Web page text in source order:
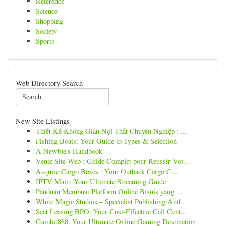
Science
Shopping
Society
Sports
Web Directory Search
New Site Listings
Thiết Kế Không Gian Nội Thất Chuyên Nghiệp : ...
Fishing Boats: Your Guide to Types & Selection
A Newbie's Handbook
Vente Site Web : Guide Complet pour Réussir Vot...
Acquire Cargo Boxes : Your Outback Cargo C...
IPTV Main: Your Ultimate Streaming Guide
Panduan Membuat Platform Online Bisnis yang ...
White Magic Studios – Specialist Publishing And...
Seat Leasing BPO: Your Cost-Effective Call Cent...
Gambit888: Your Ultimate Online Gaming Destination